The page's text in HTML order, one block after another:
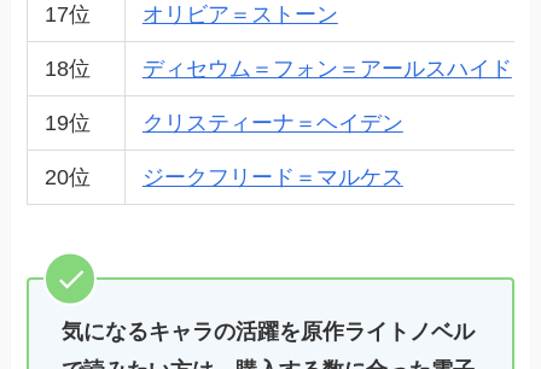
17位 オリビア＝ストーン
18位 ディセウム＝フォン＝アールスハイド
19位 クリスティーナ＝ヘイデン
20位 ジークフリード＝マルケス
気になるキャラの活躍を原作ライトノベル